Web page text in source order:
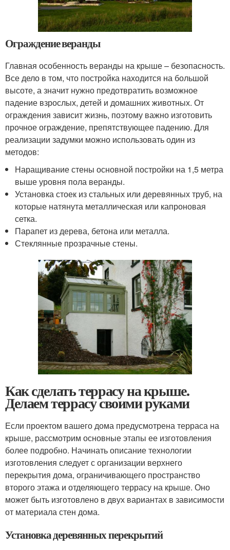
Ограждение веранды
Главная особенность веранды на крыше – безопасность.
Все дело в том, что постройка находится на большой
высоте, а значит нужно предотвратить возможное
падение взрослых, детей и домашних животных. От
ограждения зависит жизнь, поэтому важно изготовить
прочное ограждение, препятствующее падению. Для
реализации задумки можно использовать один из
методов:
Наращивание стены основной постройки на 1,5 метра
выше уровня пола веранды.
Установка стоек из стальных или деревянных труб, на
которые натянута металлическая или капроновая
сетка.
Парапет из дерева, бетона или металла.
Стеклянные прозрачные стены.
Как сделать террасу на крыше.
Делаем террасу своими руками
Если проектом вашего дома предусмотрена терраса на
крыше, рассмотрим основные этапы ее изготовления
более подробно. Начинать описание технологии
изготовления следует с организации верхнего
перекрытия дома, ограничивающего пространство
второго этажа и отделяющего террасу на крыше. Оно
может быть изготовлено в двух вариантах в зависимости
от материала стен дома.
Установка деревянных перекрытий